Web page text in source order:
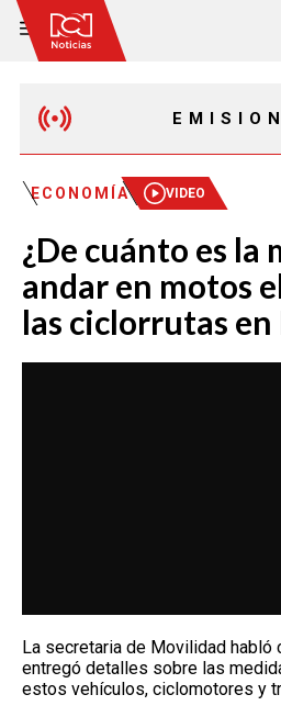
EMISIÓN
EMISIÓN
ECONOMÍA VIDEO
¿De cuánto es la
andar en motos
las ciclorrutas en
La secretaria de Movilidad habló
entregó detalles sobre las
estos vehículos, ciclomotores y